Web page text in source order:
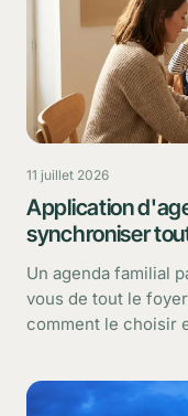
11 juillet 2026
Application
synchroniser
Un agenda familial
vous de tout le
comment le choisir